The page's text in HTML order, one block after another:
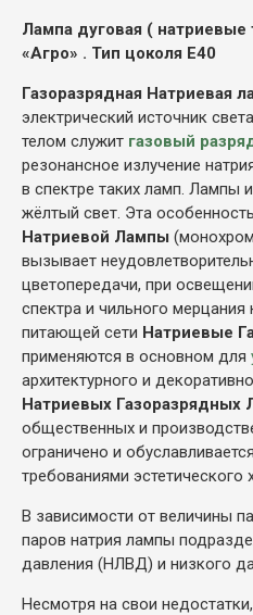
Лампа дуговая (
«Агро» . Тип цоколя Е40
Газоразрядная Натриевая
электрический источник
телом служит газовый
резонансное излучение
в спектре таких ламп. Лампы
жёлтый свет. Эта особенность
Натриевой Лампы
вызывает
цветопередачи, при
спектра и чильного мерцания
питающей сети Натриевые
применяются в основном для
архитектурного и
Натриевых Газоразрядных
общественных и
ограничено и
требованиями эстетического
В зависимости от величины
паров натрия лампы
давления (НЛВД) и низкого
Несмотря на свои